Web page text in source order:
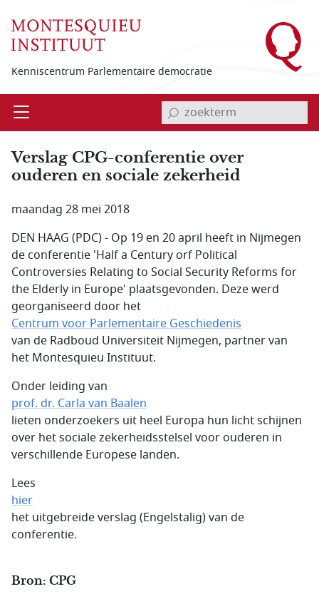
Kenniscentrum Parlementaire democratie
Open invoerveld zoekterm
Verslag CPG-conferentie over
ouderen en sociale zekerheid
maandag 28 mei 2018
DEN HAAG (PDC) - Op 19 en 20 april heeft in Nijmegen
de conferentie 'Half a Century orf Political
Controversies Relating to Social Security Reforms for
the Elderly in Europe' plaatsgevonden. Deze werd
georganiseerd door het
Centrum voor Parlementaire Geschiedenis
van de Radboud Universiteit Nijmegen, partner van
het Montesquieu Instituut.
Onder leiding van
prof. dr. Carla van Baalen
lieten onderzoekers uit heel Europa hun licht schijnen
over het sociale zekerheidsstelsel voor ouderen in
verschillende Europese landen.
Lees
hier
het uitgebreide verslag (Engelstalig) van de
conferentie.
Bron: CPG